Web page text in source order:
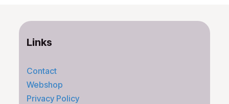
Links
Contact
Webshop
Privacy Policy